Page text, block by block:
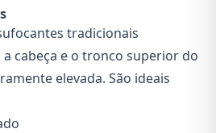
tradicionais
cabeça e o tronco superior do
elevada. São ideais